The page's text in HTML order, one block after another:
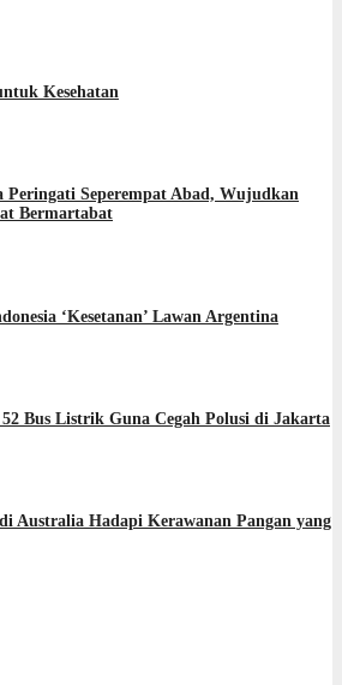
Kesehatan
Peringati Seperempat Abad, Wujudkan
Bermartabat
‘Kesetanan’ Lawan Argentina
Bus Listrik Guna Cegah Polusi di Jakarta
Australia Hadapi Kerawanan Pangan yang